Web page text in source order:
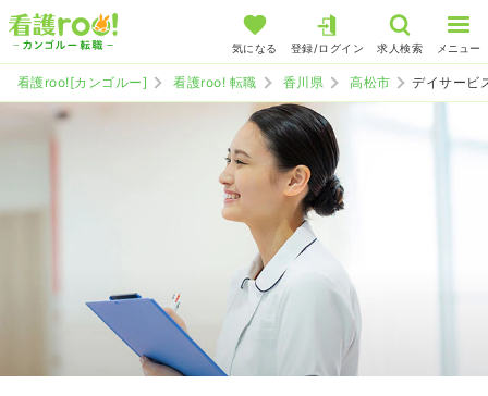
気になる 登録/ログイン 求人検索 メニュー
看護roo![カンゴルー] 看護roo! 転職 香川県 高松市 デイサービ